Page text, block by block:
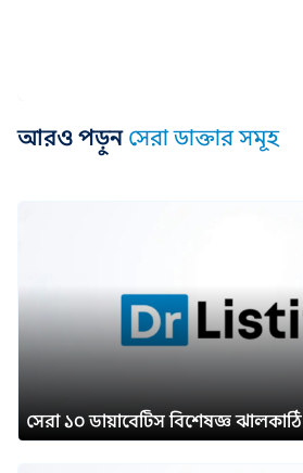
আরও পড়ুন সেরা ডাক্তার সমূহ
সেরা ১০ ডায়াবেটিস বিশেষজ্ঞ ঝালকাঠি